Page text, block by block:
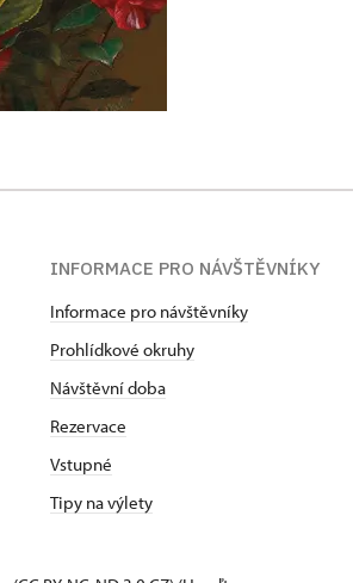
INFORMACE PRO NÁVŠTĚVNÍKY
Informace pro návštěvníky
Prohlídkové okruhy
Návštěvní doba
Rezervace
Vstupné
Tipy na výlety